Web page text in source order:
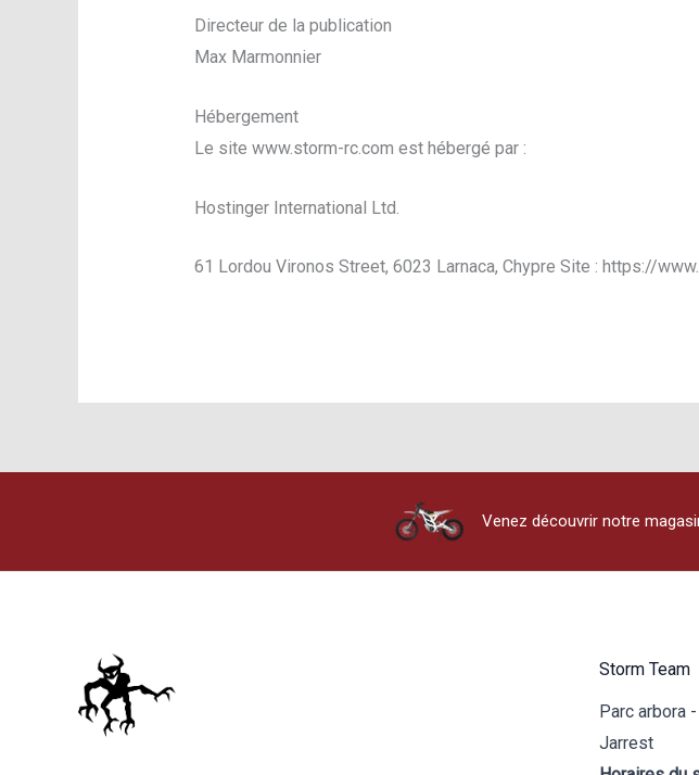
Directeur de la publication
Max Marmonnier
Hébergement
Le site www.storm-rc.com est hébergé par :
Hostinger International Ltd.
61 Lordou Vironos Street, 6023 Larnaca, Chypre Site : https://
Venez découvrir notre
Storm Team
Parc arbora
Jarrest